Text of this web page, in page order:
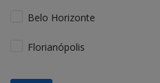
Belo Horizonte
Florianópolis